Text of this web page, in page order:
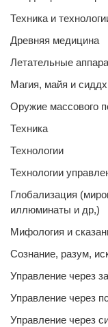
Техника и
Древняя медицина
Летательные
Магия, майя и
Оружие массового
Техника
Технологии
Технологии
Глобализация
иллюминаты и др,)
Мифология и
Сознание, разум,
Управление через
Управление через
Управление через